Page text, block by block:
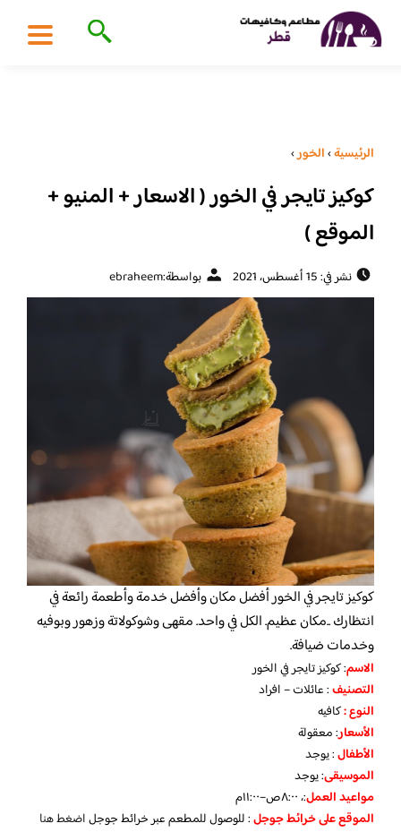
الرئيسية›الخور›
كوكيز تايجر في الخور ( الاسعار + المنيو +
الموقع )
نشر في: 15 أغسطس، 2021 بواسطة:ebraheem
كوكيز تايجر في الخور أفضل مكان وأفضل خدمة وأطعمة رائعة في
انتظارك ..مكان عظيم. الكل في واحد. مقهى وشوكولاتة وزهور وبوفيه
وخدمات ضيافة.
الاسم: كوكيز تايجر في الخور
التصنيف: عائلات – افراد
النوع :كافيه
الأسعار:معقولة
الأطفال:يوجد
الموسيقى:يوجد
مواعيد العمل:، ٨:٠٠ص–١١:٠٠م
الموقع على خرائط جوجل: للوصول للمطعم عبر خرائط جوجلاضغط هنا